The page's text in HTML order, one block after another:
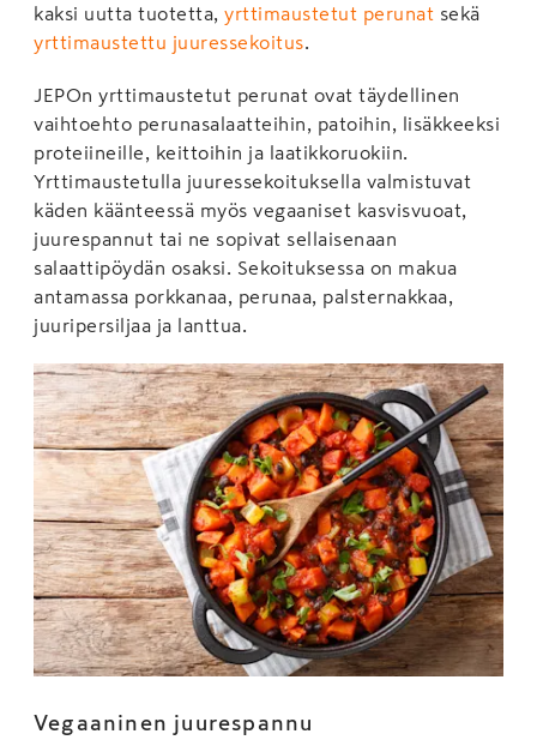
kaksi uutta tuotetta, yrttimaustetut perunat sekä
yrttimaustettu juuressekoitus
JEPOn yrttimaustetut perunat ovat täydellinen
vaihtoehto perunasalaatteihin, patoihin, lisäkkeeksi
proteiineille, keittoihin ja laatikkoruokiin.
Yrttimaustetulla juuressekoituksella valmistuvat
käden käänteessä myös vegaaniset kasvisvuoat,
juurespannut tai ne sopivat sellaisenaan
salaattipöydän osaksi. Sekoituksessa on makua
antamassa porkkanaa, perunaa, palsternakkaa,
juuripersiljaa ja lanttua.
Vegaaninen juurespannu